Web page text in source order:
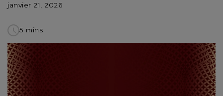
janvier 21, 2026
5 mins
read
this
article